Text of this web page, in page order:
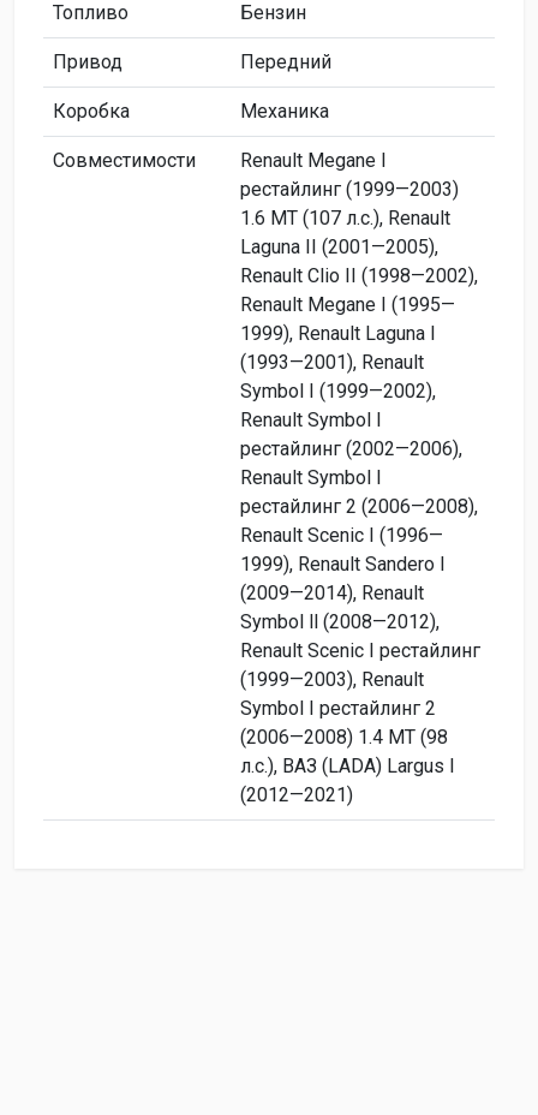
Топливо Бензин
Привод Передний
Коробка Механика
Совместимости
Renault Megane I
рестайлинг (1999—2003)
1.6 MT (107 л.с.), Renault
Laguna II (2001—2005),
Renault Clio II (1998—2002),
Renault Megane I (1995—
1999), Renault Laguna I
(1993—2001), Renault
Symbol I (1999—2002),
Renault Symbol I
рестайлинг (2002—2006),
Renault Symbol I
рестайлинг 2 (2006—2008),
Renault Scenic I (1996—
1999), Renault Sandero I
(2009—2014), Renault
Symbol ll (2008—2012),
Renault Scenic I рестайлинг
(1999—2003), Renault
Symbol I рестайлинг 2
(2006—2008) 1.4 MT (98
л.с.), ВАЗ (LADA) Largus I
(2012—2021)